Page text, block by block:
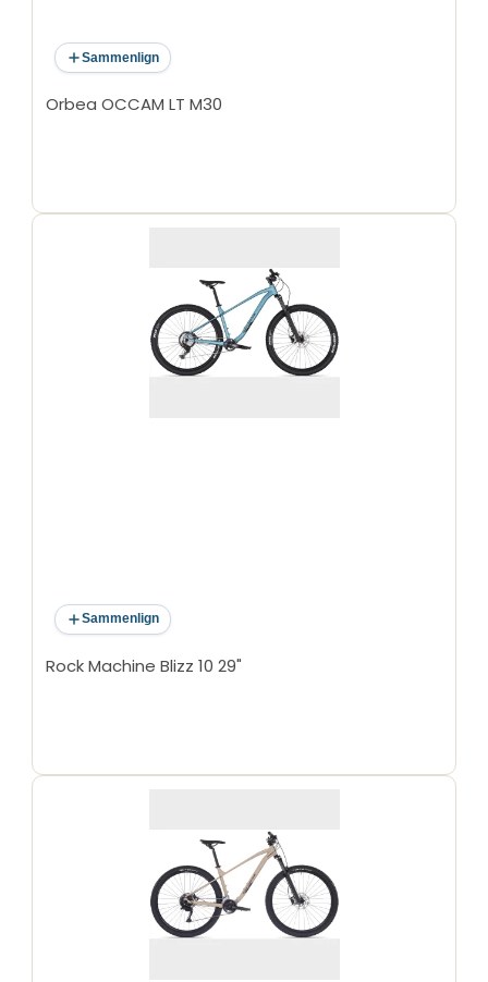
Sammenlign
Orbea OCCAM LT M30
Sammenlign
Rock Machine Blizz 10 29"